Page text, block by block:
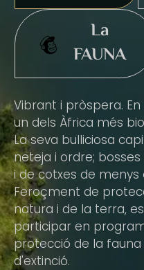
La
FAUNA
Vibrant i pròspera.
un dels Àfrica més
La seva bulliciosa
neteja i ordre;
i de cotxes de menys
Feroçment de
natura i de la terra,
participar en
protecció de la
d'extinció.